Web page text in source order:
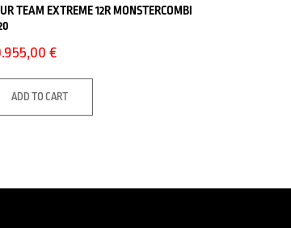
TEAM EXTREME 12R MONSTERCOMBI
€
ADD TO CART